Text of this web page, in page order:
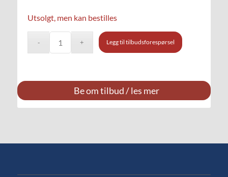
Utsolgt, men kan bestilles
Legg til tilbudsforespørsel
Be om tilbud / les mer